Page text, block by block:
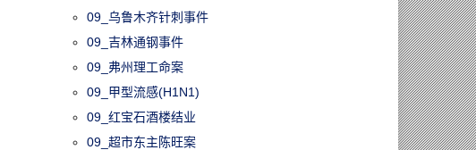
09_乌鲁木齐针刺事件
09_吉林通钢事件
09_弗州理工命案
09_甲型流感(H1N1)
09_红宝石酒楼结业
09_超市东主陈旺案